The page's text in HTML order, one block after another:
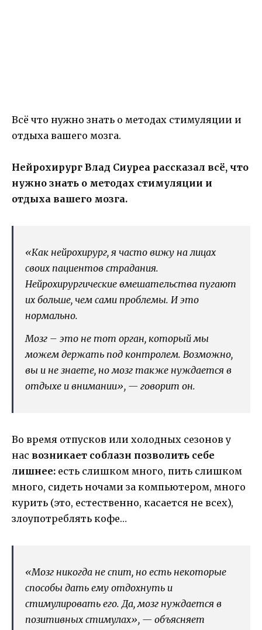
Всё что нужно знать о методах стимуляции и
отдыха вашего мозга.
Нейрохирург Влад Сиуреа рассказал всё, что
нужно знать о методах стимуляции и
отдыха вашего мозга.
«Как нейрохирург, я часто вижу на лицах
своих пациентов страдания.
Нейрохирургические вмешательства пугают
их больше, чем сами проблемы. И это
нормально.
Мозг – это не тот орган, который мы
можем держать под контролем. Возможно,
вы и не знаете, но мозг также нуждается в
отдыхе и внимании», — говорит он.
Во время отпусков или холодных сезонов у
нас возникает соблазн позволить себе
лишнее: есть слишком много, пить слишком
много, сидеть ночами за компьютером, много
курить (это, естественно, касается не всех),
злоупотреблять кофе…
«Мозг никогда не спит, но есть некоторые
способы дать ему отдохнуть и
стимулировать его. Да, мозг нуждается в
позитивных стимулах», — объясняет